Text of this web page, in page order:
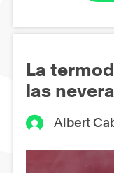
La
las
Albert